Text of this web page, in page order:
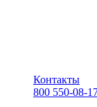
Контакты
800 550-08-